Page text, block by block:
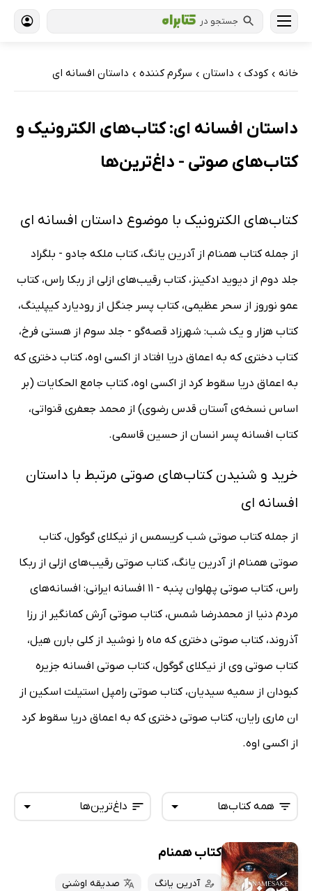
جستجو در
خانه › کودک › داستان › سرگرم کننده › داستان افسانه ای
داستان افسانه ای: کتاب‌های الکترونیک و
کتاب‌های صوتی - داغ‌ترین‌ها
کتاب‌های الکترونیک با موضوع داستان افسانه ای
از جمله کتاب همنام از آدرین یانگ، کتاب ملکه جادو - بلگراد
جلد دوم از دیوید ادکینز، کتاب رقیب‌های ازلی از ربکا راس، کتاب
عمو نوروز از سحر عظیمی، کتاب پسر جنگل از رودیارد کیپلینگ،
کتاب هزار و یک شب: شهرزاد قصه‌گو - جلد سوم از هستی فرخ،
کتاب دختری که به اعماق دریا افتاد از اکسی اوه، کتاب دختری که
به اعماق دریا سقوط کرد از اکسی اوه، کتاب جامع‌ الحکایات (بر
اساس نسخه‌ی آستان قدس رضوی) از محمد جعفری قنواتی،
کتاب افسانه پسر انسان از حسین قاسمی.
خرید و شنیدن کتاب‌های صوتی مرتبط با داستان
افسانه ای
از جمله کتاب صوتی شب کریسمس از نیکلای گوگول، کتاب
صوتی همنام از آدرین یانگ، کتاب صوتی رقیب‌های ازلی از ربکا
راس، کتاب صوتی پهلوان پنبه - 11 افسانه ایرانی: افسانه‌های
مردم دنیا از محمدرضا شمس، کتاب صوتی آرش کمانگیر از رزا
آذروند، کتاب صوتی دختری که ماه را نوشید از کلی بارن هیل،
کتاب صوتی وی از نیکلای گوگول، کتاب صوتی افسانه جزیره
کبودان از سمیه سیدیان، کتاب صوتی رامپل استیلت اسکین از
ان ماری رایان، کتاب صوتی دختری که به اعماق دریا سقوط کرد
از اکسی اوه.
داغ‌ترین‌ها
داغ‌ترین‌ها
همه کتاب‌ها
همه کتاب‌ها
کتاب‌های صوتی
کتاب همنام
آدرین یانگ
صدیقه اوشنی